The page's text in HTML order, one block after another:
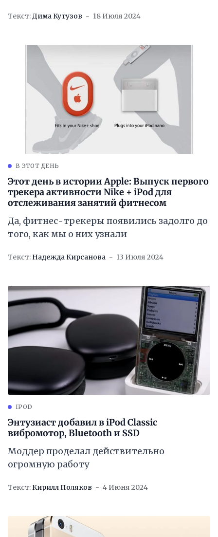
Текст:Дима Кутузов 18 Июля 2024
В ЭТОТ ДЕНЬ
Этот день в истории Apple: Выпуск первого
трекера активности Nike + iPod для
отслеживания занятий фитнесом
Да, фитнес-трекеры появились задолго до
того, как мы о них узнали
Текст: Надежда Кирсанова 13 Июля 2024
IPOD
Энтузиаст добавил в iPod Classic
вибромотор, Bluetooth и SSD
Моддер проделал действительно
огромную работу
Текст: Кирилл Поляков 4 Июня 2024